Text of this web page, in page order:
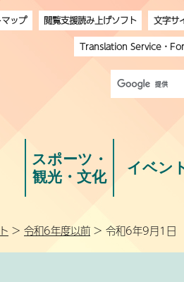
ップ 閲覧支援読み上げソフト
文字サ
Translation Service・
スポーツ・
観光・文化
イベン
> 令和6年度以前 > 令和6年9月1日